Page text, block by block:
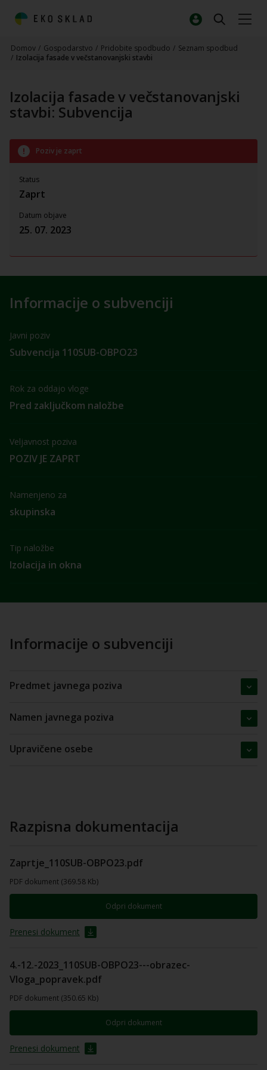
Domov / Gospodarstvo / Pridobite spodbudo / Seznam spodbud
/ Izolacija fasade v večstanovanjski stavbi
Izolacija fasade v večstanovanjski
stavbi: Subvencija
Informacije o subvenciji
Javni poziv
Subvencija 110SUB-OBPO23
Rok za oddajo vloge
Pred zaključkom naložbe
Veljavnost poziva
POZIV JE ZAPRT
Namenjeno za
skupinska
Tip naložbe
Izolacija in okna
Informacije o subvenciji
Predmet javnega poziva
Namen javnega poziva
Upravičene osebe
Poziv je zaprt
Status
Zaprt
Datum objave
25. 07. 2023
Razpisna dokumentacija
Zaprtje_110SUB-OBPO23.pdf
PDF dokument (369.58 Kb)
Odpri dokument
Prenesi dokument
4.-12.-2023_110SUB-OBPO23---obrazec-
Vloga_popravek.pdf
PDF dokument (350.65 Kb)
Odpri dokument
Prenesi dokument